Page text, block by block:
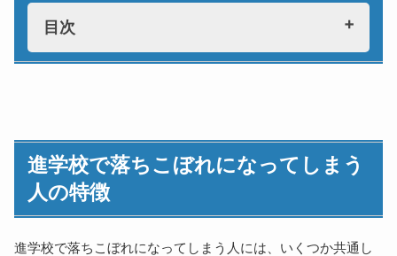
目次
受験結果に満足してしまっている
周囲と自分を比較しすぎている
遊びや部活動に熱中してしまっている
「いつでも挽回できる」と思っている
進学校で落ちこぼれになってしまった人の末路
進学校で落ちこぼれになってしまう
人の特徴
進学校で落ちこぼれになってしまう人には、いくつか共通し